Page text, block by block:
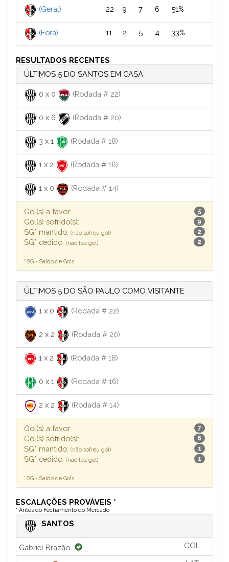
(Geral) 22 9 7 6 51%
(Fora) 11 2 5 4 33%
RESULTADOS RECENTES
ÚLTIMOS 5 DO SANTOS EM CASA
0 x 0 (Rodada # 22)
0 x 6 (Rodada # 20)
3 x 1 (Rodada # 18)
1 x 2 (Rodada # 16)
1 x 0 (Rodada # 14)
Gol(s) a favor: 5
Gol(s) sofrido(s): 9
SG* mantido: (não sofreu gol) 2
SG* cedido: (não fez gol) 2
* SG = Saldo de Gols
ÚLTIMOS 5 DO SÃO PAULO COMO VISITANTE
1 x 0 (Rodada # 22)
2 x 2 (Rodada # 20)
1 x 2 (Rodada # 18)
0 x 1 (Rodada # 16)
2 x 2 (Rodada # 14)
Gol(s) a favor: 7
Gol(s) sofrido(s): 6
SG* mantido: (não sofreu gol) 1
SG* cedido: (não fez gol) 1
* SG = Saldo de Gols
ESCALAÇÕES PROVÁVEIS *
* Antes do Fechamento do Mercado
SANTOS
Gabriel Brazão GOL